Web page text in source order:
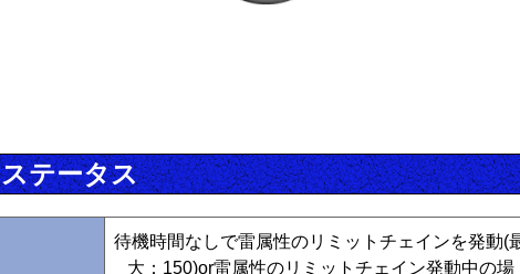
ステータス
待機時間なしで雷属性のリミットチェインを発動(
大：150)or雷属性のリミットチェイン発動中の場